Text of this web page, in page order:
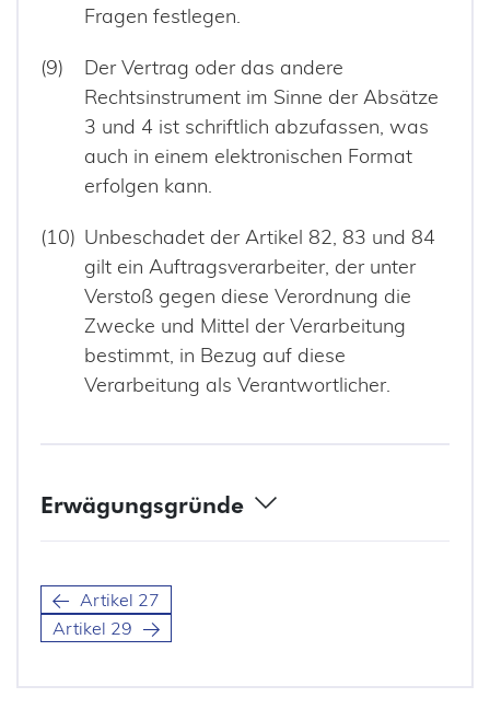
Fragen festlegen.
Der Vertrag oder das andere
Rechtsinstrument im Sinne der Absätze
3 und 4 ist schriftlich abzufassen, was
auch in einem elektronischen Format
erfolgen kann.
Unbeschadet der Artikel 82, 83 und 84
gilt ein Auftragsverarbeiter, der unter
Verstoß gegen diese Verordnung die
Zwecke und Mittel der Verarbeitung
bestimmt, in Bezug auf diese
Verarbeitung als Verantwortlicher.
Erwägungsgründe
eingehalten werden, sollte ein Verantwortlicher, der einen
Auftragsverarbeiter mit Verarbeitungstätigkeiten betrauen
Artikel 27
Artikel 29